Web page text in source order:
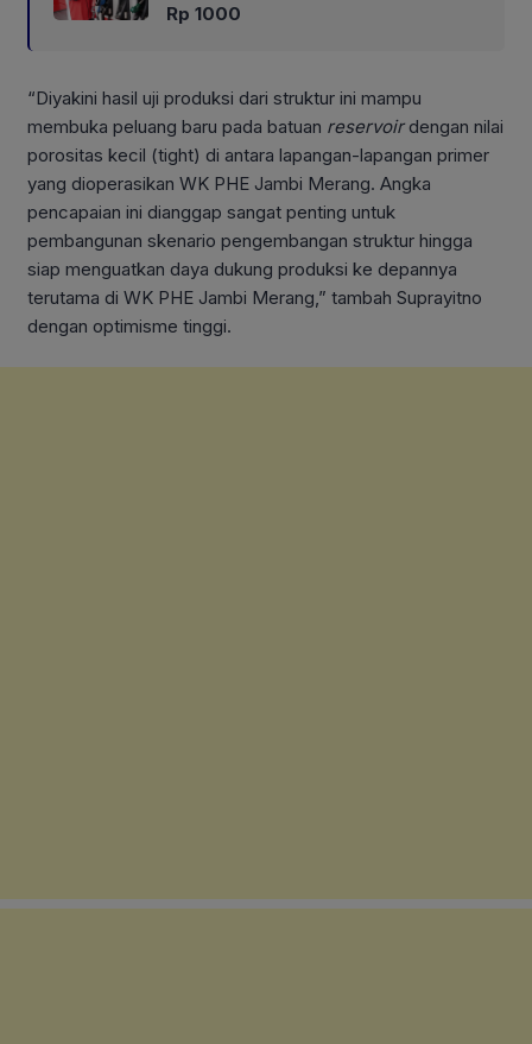
Rp 1000
“Diyakini hasil uji produksi dari struktur ini mampu
membuka peluang baru pada batuan reservoirdengan nilai
porositas kecil (tight) di antara lapangan-lapangan primer
yang dioperasikan WK PHE Jambi Merang. Angka
pencapaian ini dianggap sangat penting untuk
pembangunan skenario pengembangan struktur hingga
siap menguatkan daya dukung produksi ke depannya
terutama di WK PHE Jambi Merang,” tambah Suprayitno
dengan optimisme tinggi.